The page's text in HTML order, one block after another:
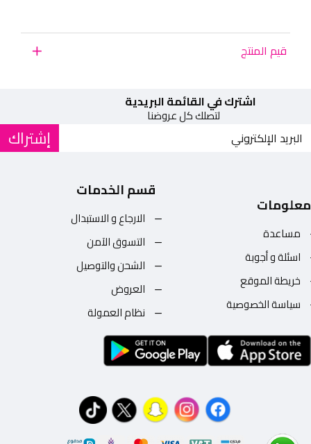
قيم المنتج
اشترك في القائمة البريدية
لتصلك كل عروضنا
إشتراك
معلومات
مساعدة
اسئلة و أجوبة
خريطة الموقع
سياسة الخصوصية
قسم الخدمات
الارجاع و الاستبدال
التسوق الآمن
الشحن والتوصيل
العروض
نظام العمولة